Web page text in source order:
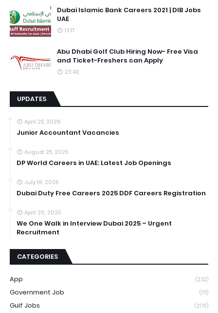
Dubai Islamic Bank Careers 2021 | DIB Jobs
UAE
13:17
Abu Dhabi Golf Club Hiring Now- Free Visa
and Ticket-Freshers can Apply
23:42
UPDATES
April 25, 2026
Junior Accountant Vacancies
August 25, 2025
DP World Careers in UAE: Latest Job Openings
July 19, 2025
Dubai Duty Free Careers 2025 DDF Careers Registration
April 20, 2025
We One Walk in Interview Dubai 2025 – Urgent
Recruitment
CATEGORIES
App (232)
Government Job (171)
Gulf Jobs (2170)